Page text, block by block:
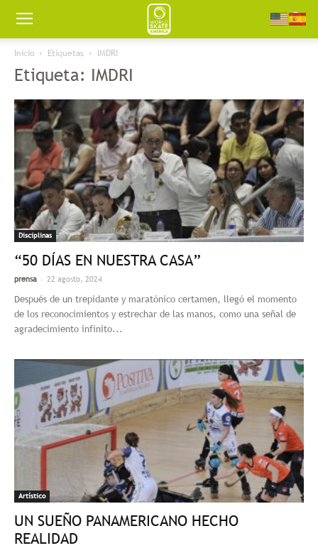
Worldskate
America
Inicio Etiquetas IMDRI
Etiqueta: IMDRI
Disciplinas
“50 DÍAS EN NUESTRA CASA”
prensa - 22 agosto, 2024
Después de un trepidante y maratónico certamen, llegó el momento
de los reconocimientos y estrechar de las manos, como una señal de
agradecimiento infinito...
Artístico
UN SUEÑO PANAMERICANO HECHO
REALIDAD